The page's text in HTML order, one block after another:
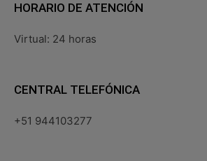
HORARIO DE ATENCIÓN
Virtual: 24 horas
CENTRAL TELEFÓNICA
+51 944103277